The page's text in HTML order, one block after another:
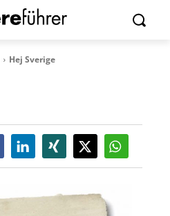
Hej Sverige